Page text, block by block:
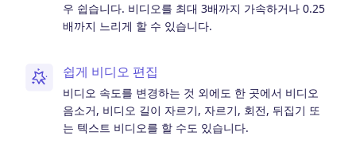
우 쉽습니다. 비디오를 최대 3배까지 가속하거나 0.25
배까지 느리게 할 수 있습니다.
쉽게 비디오 편집
비디오 속도를 변경하는 것 외에도 한 곳에서 비디오
음소거, 비디오 길이 자르기, 자르기, 회전, 뒤집기 또
는 텍스트 비디오를 할 수도 있습니다.